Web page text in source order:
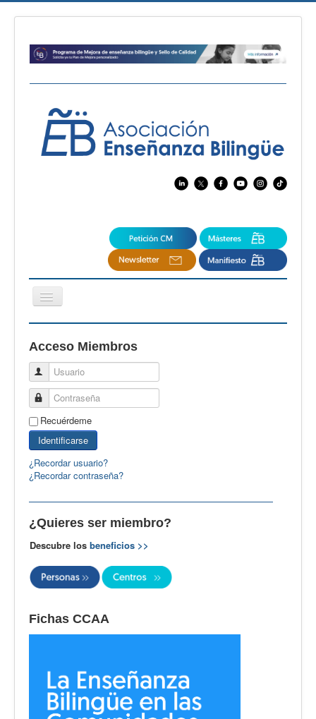
Cambiar
navegación
CertAcleB
Profesores Visitantes
Calidad
Artículos
Recursos
Observatorio EB
CIEB
Contacto
Acceso Miembros
Usuario
Contraseña
Recuérdeme
Identificarse
¿Recordar usuario?
¿Recordar contraseña?
¿Quieres ser miembro?
Descubre los beneficios >>
Fichas CCAA